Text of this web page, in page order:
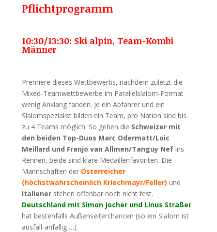
Pflichtprogramm
10:30/13:30: Ski alpin, Team-Kombi
Männer
Premiere dieses Wettbewerbs, nachdem zuletzt die
Mixed-Teamwettbewerbe im Parallelslalom-Format
wenig Anklang fanden. Je ein Abfahrer und ein
Slalomspezialist bilden ein Team, pro Nation sind bis
zu 4 Teams möglich. So gehen die Schweizer mit
den beiden Top-Duos Marc Odermatt/Loic
Meillard und Franjo van Allmen/Tanguy Nefins
Rennen, beide sind klare Medaillenfavoriten. Die
Mannschaften der Österreicher
(höchstwahrscheinlich Kriechmayr/Feller) und
Italienerstehen offenbar noch nicht fest.
Deutschland mit Simon Jocher und Linus Straßer
hat bestenfalls Außenseiterchancen (so ein Slalom ist
ausfall-anfällig …).